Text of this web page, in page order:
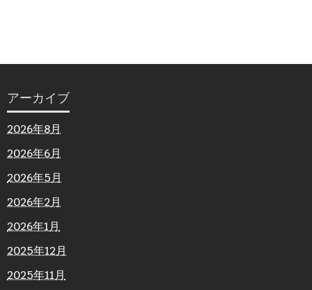
アーカイブ
2026年8月
2026年6月
2026年5月
2026年2月
2026年1月
2025年12月
2025年11月